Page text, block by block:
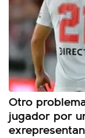
Otro
jugador por